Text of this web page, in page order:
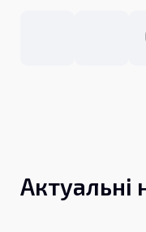
Актуальні